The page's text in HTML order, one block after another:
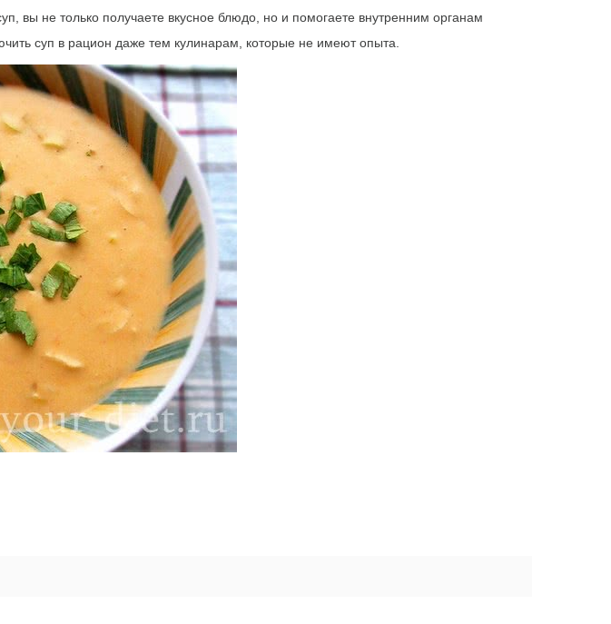
вы не только получаете вкусное блюдо, но и помогаете внутренним органам
суп в рацион даже тем кулинарам, которые не имеют опыта.